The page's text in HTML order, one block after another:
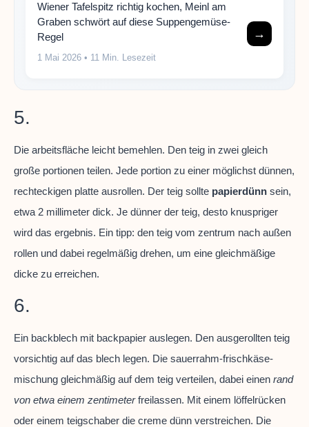
Wiener Tafelspitz richtig kochen, Meinl am
Graben schwört auf diese Suppengemüse-
Regel
1 Mai 2026 • 11 Min. Lesezeit
→
5.
Die arbeitsfläche leicht bemehlen. Den teig in zwei gleich
große portionen teilen. Jede portion zu einer möglichst dünnen,
rechteckigen platte ausrollen. Der teig sollte papierdünn sein,
etwa 2 millimeter dick. Je dünner der teig, desto knuspriger
wird das ergebnis. Ein tipp: den teig vom zentrum nach außen
rollen und dabei regelmäßig drehen, um eine gleichmäßige
dicke zu erreichen.
6.
Ein backblech mit backpapier auslegen. Den ausgerollten teig
vorsichtig auf das blech legen. Die sauerrahm-frischkäse-
mischung gleichmäßig auf dem teig verteilen, dabei einen rand
von etwa einem zentimeterfreilassen. Mit einem löffelrücken
oder einem teigschaber die creme dünn verstreichen. Die